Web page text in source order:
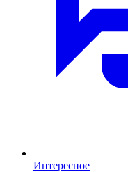
Интересное